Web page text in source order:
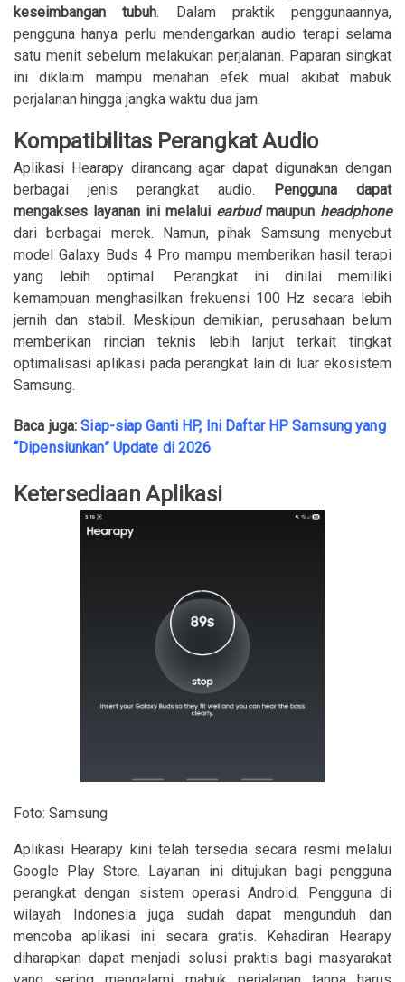
keseimbangan tubuh. Dalam praktik penggunaannya,
pengguna hanya perlu mendengarkan audio terapi selama
satu menit sebelum melakukan perjalanan. Paparan singkat
ini diklaim mampu menahan efek mual akibat mabuk
perjalanan hingga jangka waktu dua jam.
Kompatibilitas Perangkat Audio
Aplikasi Hearapy dirancang agar dapat digunakan dengan
berbagai jenis perangkat audio. Pengguna dapat
mengakses layanan ini melalui earbudmaupun headphone
dari berbagai merek. Namun, pihak Samsung menyebut
model Galaxy Buds 4 Pro mampu memberikan hasil terapi
yang lebih optimal. Perangkat ini dinilai memiliki
kemampuan menghasilkan frekuensi 100 Hz secara lebih
jernih dan stabil. Meskipun demikian, perusahaan belum
memberikan rincian teknis lebih lanjut terkait tingkat
optimalisasi aplikasi pada perangkat lain di luar ekosistem
Samsung.
Baca juga:Siap-siap Ganti HP, Ini Daftar HP Samsung yang
“Dipensiunkan” Update di 2026
Ketersediaan Aplikasi
Foto: Samsung
Aplikasi Hearapy kini telah tersedia secara resmi melalui
Google Play Store. Layanan ini ditujukan bagi pengguna
perangkat dengan sistem operasi Android. Pengguna di
wilayah Indonesia juga sudah dapat mengunduh dan
mencoba aplikasi ini secara gratis. Kehadiran Hearapy
diharapkan dapat menjadi solusi praktis bagi masyarakat